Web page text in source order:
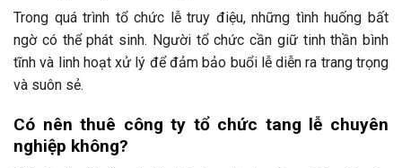
Trong quá trình tổ chức lễ truy điệu, những tình huống bất
ngờ có thể phát sinh. Người tổ chức cần giữ tinh thần bình
tĩnh và linh hoạt xử lý để đảm bảo buổi lễ diễn ra trang trọng
và suôn sẻ.
Có nên thuê công ty tổ chức tang lễ chuyên
nghiệp không?